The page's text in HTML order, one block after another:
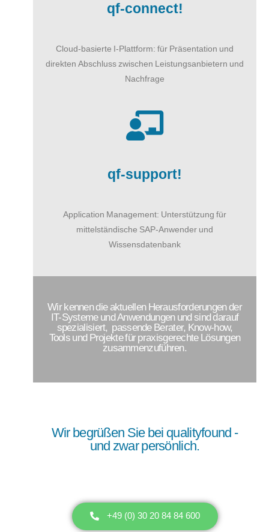
qf-connect!
Cloud-basierte I-Plattform: für Präsentation und
direkten Abschluss zwischen Leistungsanbietern und
Nachfrage
qf-support!
Application Management: Unterstützung für
mittelständische SAP-Anwender und
Wissensdatenbank
Wir kennen die aktuellen Herausforderungen der
IT-Systeme und Anwendungen und sind darauf
spezialisiert, passende Berater, Know-how,
Tools und Projekte für praxisgerechte Lösungen
zusammenzuführen.
Wir begrüßen Sie bei qualityfound -
und zwar persönlich.
+49 (0) 30 20 84 84 600